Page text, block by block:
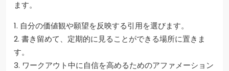
ます。
1. 自分の価値観や願望を反映する引用を選びます。
2. 書き留めて、定期的に見ることができる場所に置きま
す。
3. ワークアウト中に自信を高めるためのアファメーション